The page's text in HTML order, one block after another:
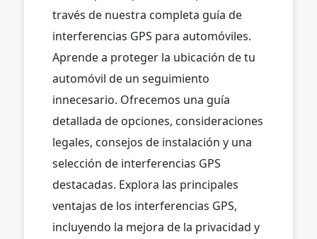
través de nuestra completa guía de
interferencias GPS para automóviles.
Aprende a proteger la ubicación de tu
automóvil de un seguimiento
innecesario. Ofrecemos una guía
detallada de opciones, consideraciones
legales, consejos de instalación y una
selección de interferencias GPS
destacadas. Explora las principales
ventajas de los interferencias GPS,
incluyendo la mejora de la privacidad y